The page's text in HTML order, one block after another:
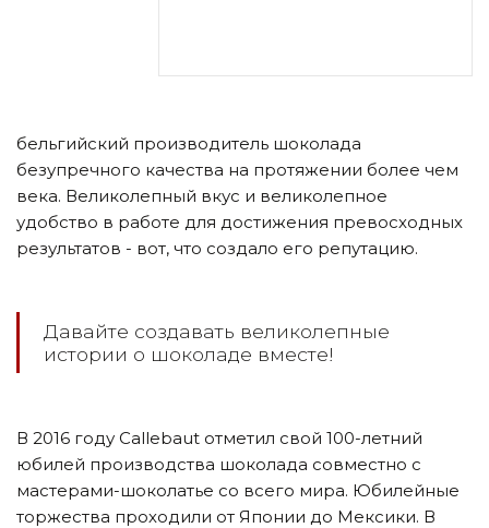
бельгийский производитель шоколада
безупречного качества на протяжении более чем
века. Великолепный вкус и великолепное
удобство в работе для достижения превосходных
результатов - вот, что создало его репутацию.
Давайте создавать великолепные
истории о шоколаде вместе!
В 2016 году Callebaut отметил свой 100-летний
юбилей производства шоколада совместно с
мастерами-шоколатье со всего мира. Юбилейные
торжества проходили от Японии до Мексики. В